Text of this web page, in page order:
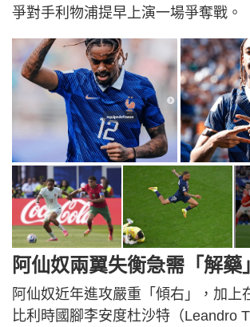
爭對手利物浦提早上演一場爭奪戰。
阿仙奴兩翼失衡急需「解藥」
阿仙奴近年進攻嚴重「傾右」，加上
比利時國腳李安度杜沙特（Leandro